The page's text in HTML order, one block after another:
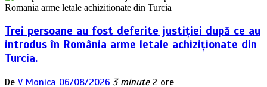
Trei persoane au fost deferite justiției după ce au
introdus în România arme letale achiziționate din
Turcia.
De V Monica 06/08/2026 3 minute 2 ore